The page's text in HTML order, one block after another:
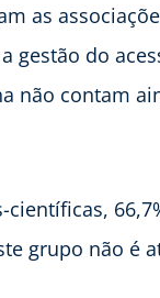
as
gestão do
não contam
grupo não é